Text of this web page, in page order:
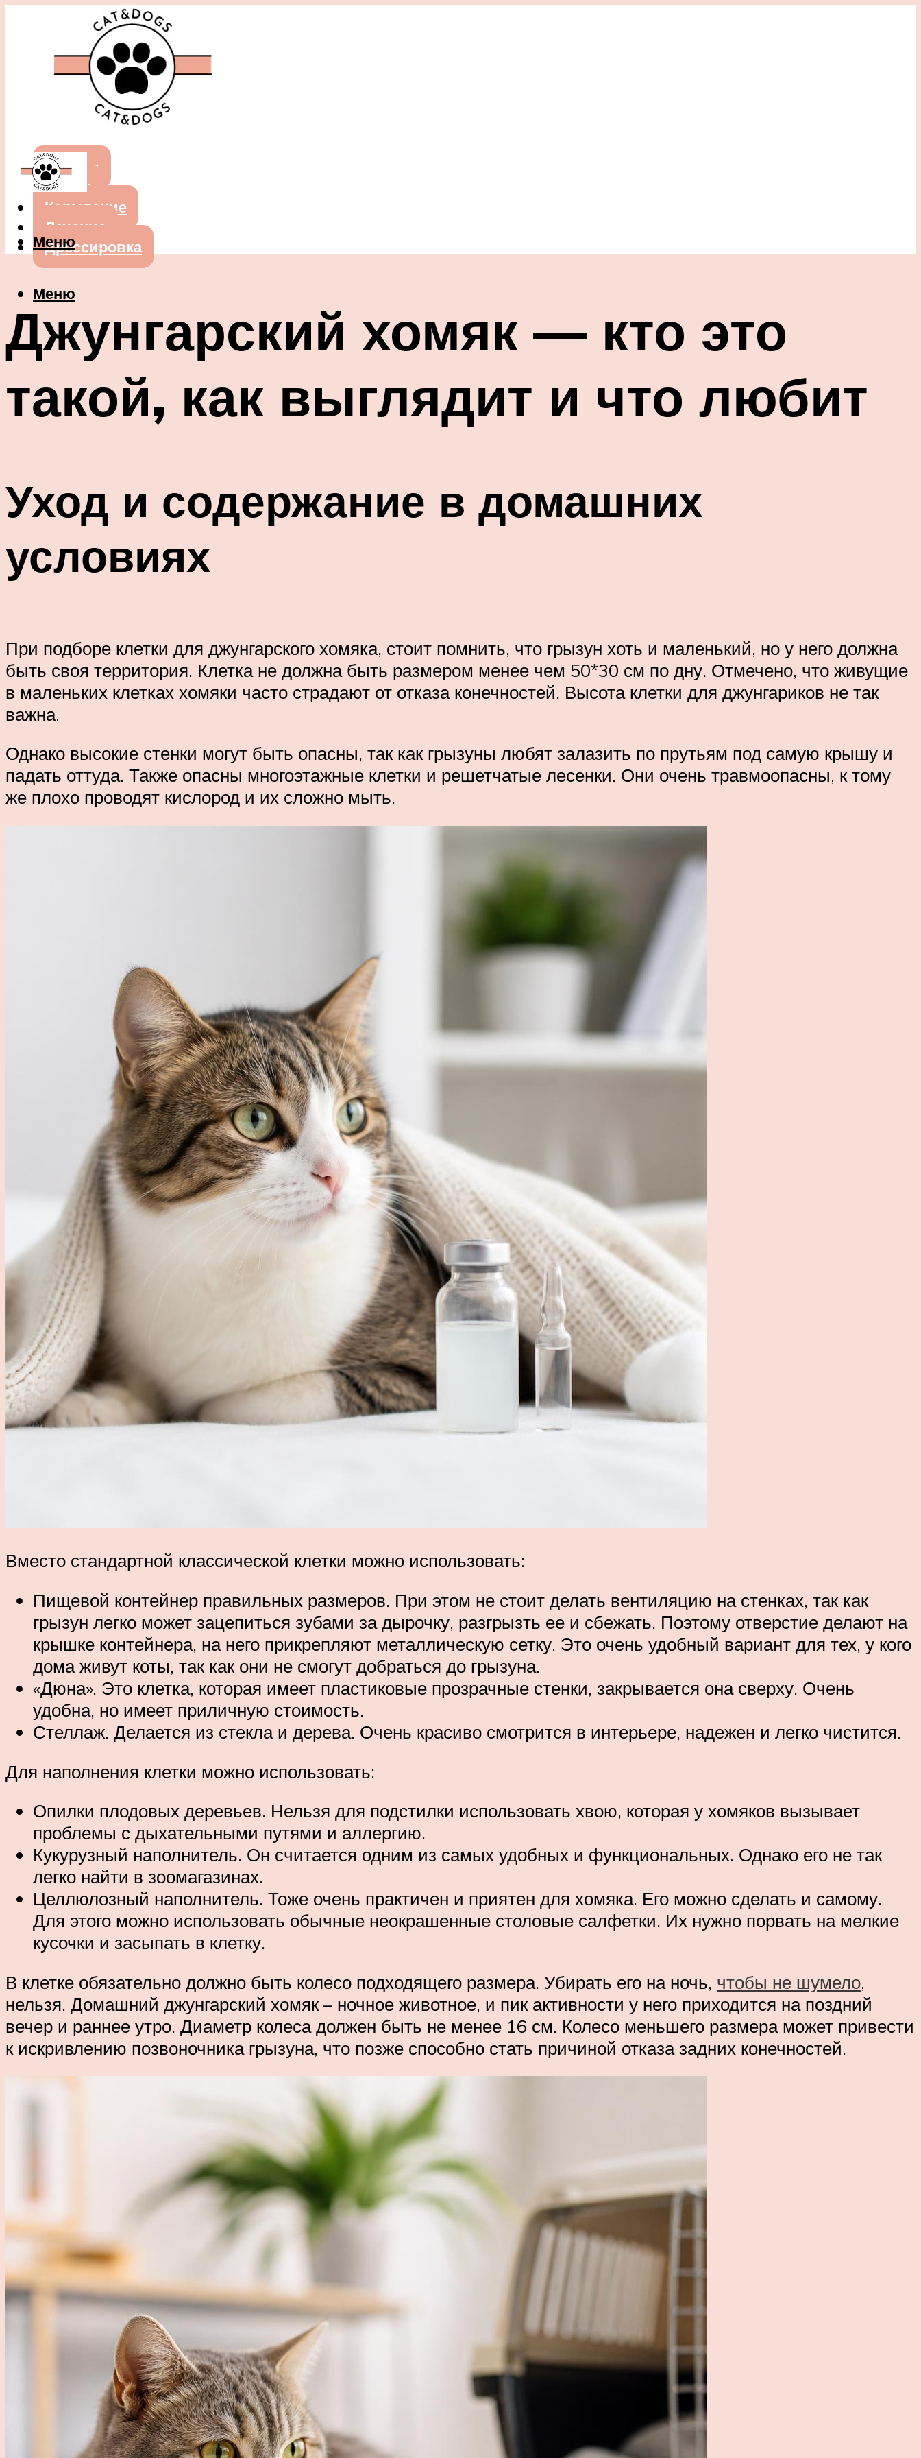
Собаки
Кошки
Кормление
Лечение
Дрессировка
Меню
Меню
Джунгарский хомяк — кто это
такой, как выглядит и что любит
Уход и содержание в домашних
условиях
При подборе клетки для джунгарского хомяка, стоит помнить, что грызун хоть и маленький, но у него должна
быть своя территория. Клетка не должна быть размером менее чем 50*30 см по дну. Отмечено, что живущие
в маленьких клетках хомяки часто страдают от отказа конечностей. Высота клетки для джунгариков не так
важна.
Однако высокие стенки могут быть опасны, так как грызуны любят залазить по прутьям под самую крышу и
падать оттуда. Также опасны многоэтажные клетки и решетчатые лесенки. Они очень травмоопасны, к тому
же плохо проводят кислород и их сложно мыть.
Вместо стандартной классической клетки можно использовать:
Пищевой контейнер правильных размеров. При этом не стоит делать вентиляцию на стенках, так как
грызун легко может зацепиться зубами за дырочку, разгрызть ее и сбежать. Поэтому отверстие делают на
крышке контейнера, на него прикрепляют металлическую сетку. Это очень удобный вариант для тех, у кого
дома живут коты, так как они не смогут добраться до грызуна.
«Дюна». Это клетка, которая имеет пластиковые прозрачные стенки, закрывается она сверху. Очень
удобна, но имеет приличную стоимость.
Стеллаж. Делается из стекла и дерева. Очень красиво смотрится в интерьере, надежен и легко чистится.
Для наполнения клетки можно использовать:
Опилки плодовых деревьев. Нельзя для подстилки использовать хвою, которая у хомяков вызывает
проблемы с дыхательными путями и аллергию.
Кукурузный наполнитель. Он считается одним из самых удобных и функциональных. Однако его не так
легко найти в зоомагазинах.
Целлюлозный наполнитель. Тоже очень практичен и приятен для хомяка. Его можно сделать и самому.
Для этого можно использовать обычные неокрашенные столовые салфетки. Их нужно порвать на мелкие
кусочки и засыпать в клетку.
В клетке обязательно должно быть колесо подходящего размера. Убирать его на ночь, чтобы не шумело,
нельзя. Домашний джунгарский хомяк – ночное животное, и пик активности у него приходится на поздний
вечер и раннее утро. Диаметр колеса должен быть не менее 16 см. Колесо меньшего размера может привести
к искривлению позвоночника грызуна, что позже способно стать причиной отказа задних конечностей.